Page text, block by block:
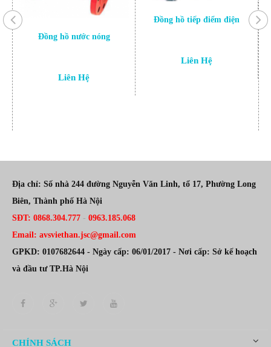
Đồng hồ nước nóng
Liên Hệ
Đồng hồ tiếp điểm điện
Liên Hệ
Địa chỉ: Số nhà 244 đường Nguyễn Văn Linh, tổ 17, Phường Long
Biên, Thành phố Hà Nội
SĐT: 0868.304.777 - 0963.185.068
Email: avsviethan.jsc@gmail.com
GPKD: 0107682644 - Ngày cấp: 06/01/2017 - Nơi cấp: Sở kế hoạch
và đầu tư TP.Hà Nội
CHÍNH SÁCH